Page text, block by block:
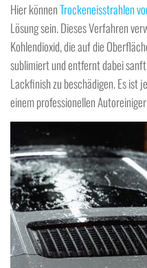
Hier könnenTrockeneisstrahlen
Lösung sein. Dieses Verfahren
Kohlendioxid, die auf die
sublimiert und entfernt dabei
Lackfinish zu beschädigen. Es ist
einem professionellen